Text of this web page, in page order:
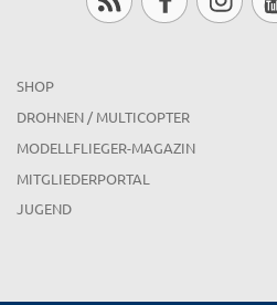
SHOP
DROHNEN / MULTICOPTER
MODELLFLIEGER-MAGAZIN
MITGLIEDERPORTAL
JUGEND